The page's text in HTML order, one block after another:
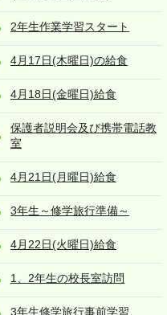
2年生作業学習スタート
4月17日(木曜日)の給食
4月18日(金曜日)給食
保護者説明会及び携帯電話教
室
4月21日(月曜日)給食
3年生～修学旅行準備～
4月22日(火曜日)給食
1、2年生の校長室訪問
3年生修学旅行事前学習